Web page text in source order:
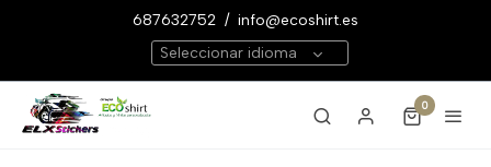
687632752 / info@ecoshirt.es
Seleccionar idioma
0